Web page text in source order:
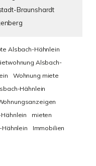
Braunshardt
Alsbach-Hähnlein
Alsbach-
Wohnung miete
Hähnlein
mieten
Immobilien